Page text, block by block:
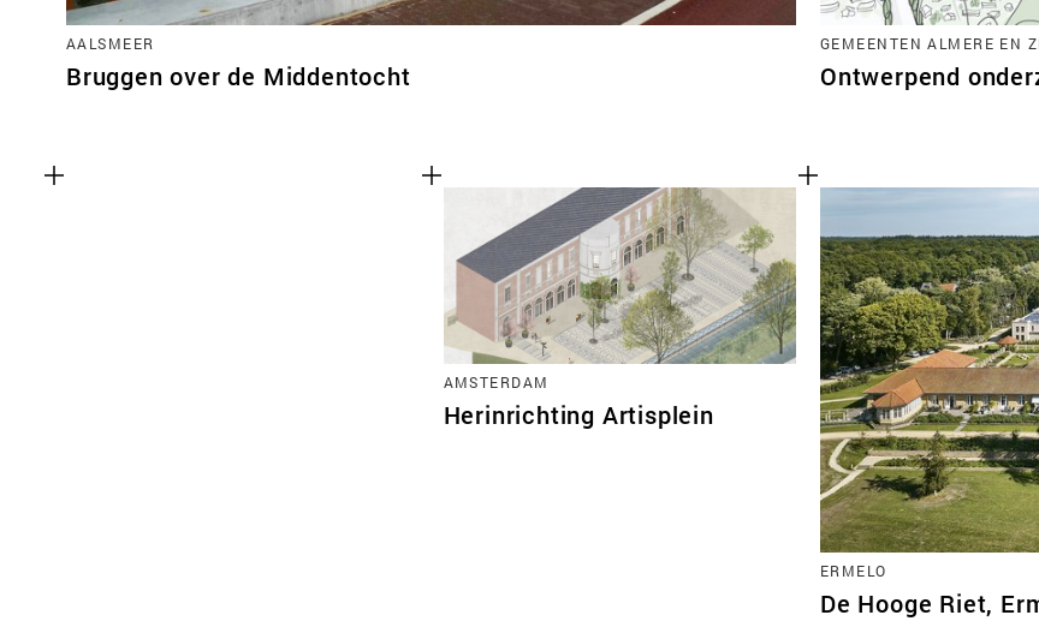
AALSMEER
Bruggen over de Middentocht
GEMEENTEN ALMERE EN
Ontwerpend
AMSTERDAM
Herinrichting Artisplein
ERMELO
De Hooge Riet,